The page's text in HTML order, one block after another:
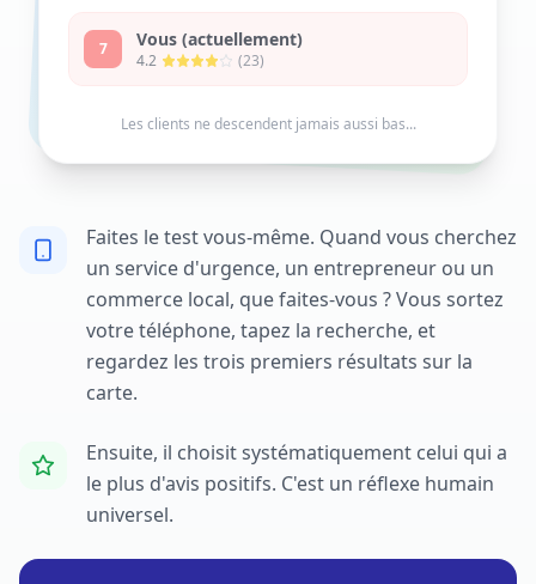
Faites le test vous-même. Quand vous cherchez
un service d'urgence, un entrepreneur ou un
commerce local, que faites-vous ? Vous sortez
votre téléphone, tapez la recherche, et
regardez les trois premiers résultats sur la
carte.
Ensuite, il choisit systématiquement celui qui a
le plus d'avis positifs. C'est un réflexe humain
universel.
7 Vous (actuellement)
4.2 (23)
Les clients ne descendent jamais aussi bas...